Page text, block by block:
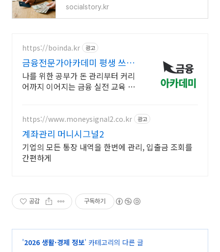
socialstory.kr
https://boinda.kr 광고
금융전문가아카데미 평생 쓰는
돈 관리 습관
나를 위한 공부가 돈 관리부터 커리
어까지 이어지는 금융 실전 교육 직
https://www.moneysignal2.co.kr 광고
계좌관리 머니시그널2
기업의 모든 통장 내역을 한번에 관리, 입출금 조회를
간편하게
공감 구독하기
'2026 생활·경제 정보' 카테고리의 다른 글